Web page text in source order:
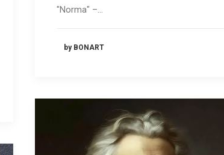
"Norma" –…
by BONART